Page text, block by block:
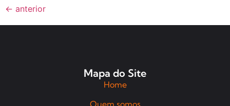
← anterior
Mapa do Site
Home